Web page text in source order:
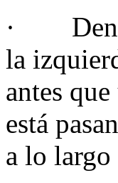
·
la
antes
está
a lo largo